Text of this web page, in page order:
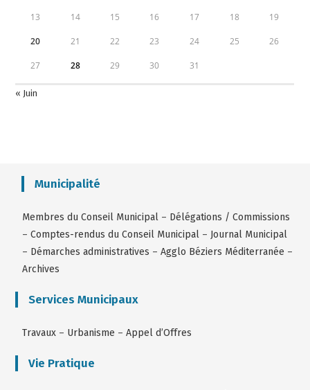
13 14 15 16 17 18 19
20 21 22 23 24 25 26
27 28 29 30 31
« Juin
Municipalité
Membres du Conseil Municipal – Délégations / Commissions
–Comptes-rendus du Conseil Municipal – Journal Municipal
– Démarches administratives –Agglo Béziers Méditerranée –
Archives
Services Municipaux
Travaux – Urbanisme –Appel d’Offres
Vie Pratique